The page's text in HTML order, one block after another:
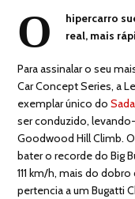
O
hipercarro
real, mais
Para assinalar o seu
Car Concept Series, a
exemplar único do
ser conduzido,
Goodwood Hill Climb.
bater o recorde do Big
111 km/h, mais do
pertencia a um Bugatti